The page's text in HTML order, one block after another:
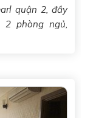
quận 2, đầy
phòng ngủ,